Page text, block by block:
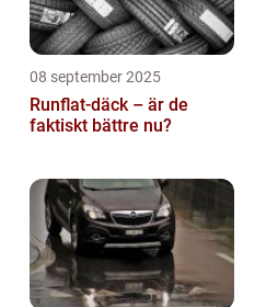
08 september 2025
Runflat-däck – är de
faktiskt bättre nu?